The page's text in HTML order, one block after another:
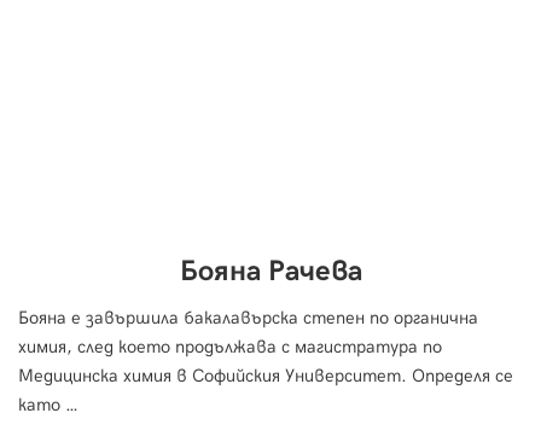
Бояна Рачева
Бояна е завършила бакалавърска степен по органична
химия, след което продължава с магистратура по
Медицинска химия в Софийския Университет. Определя се
като …